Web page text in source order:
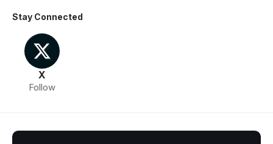
Stay Connected
X
Follow